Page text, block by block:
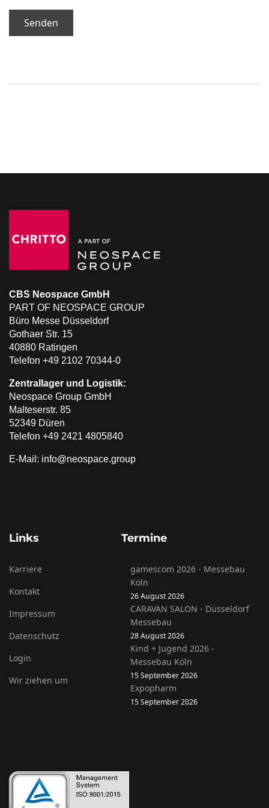
Senden
CBS Neospace GmbH
PART OF NEOSPACE GROUP
Büro Messe Düsseldorf
Gothaer Str. 15
40880 Ratingen
Telefon +49 2102 70344-0
Zentrallager und Logistik:
Neospace Group GmbH
Malteserstr. 85
52349 Düren
Telefon +49 2421 4805840
E-Mail: info@neospace.group
Links
Karriere
Kontakt
Impressum
Datenschutz
Login
Wir ziehen um
Termine
gamescom 2026 - Messebau
Köln
26 August 2026
CARAVAN SALON - Düsseldorf
Messebau
28 August 2026
Kind + Jugend 2026 -
Messebau Köln
15 September 2026
Expopharm
15 September 2026